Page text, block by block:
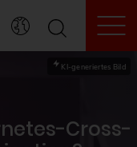
KI-generiertes Bild
Cross-